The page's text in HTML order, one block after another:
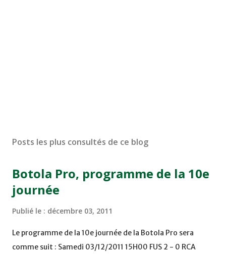
Posts les plus consultés de ce blog
Botola Pro, programme de la 10e
journée
Publié le : décembre 03, 2011
Le programme de la 10e journée de la Botola Pro sera
comme suit : Samedi 03/12/2011 15H00 FUS 2 - 0 RCA